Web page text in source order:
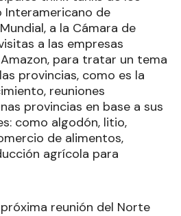
Interamericano de
a la Cámara de
a las empresas
para tratar un tema
provincias, como es la
reuniones
provincias en base a sus
como algodón, litio,
de alimentos,
agrícola para
reunión del Norte